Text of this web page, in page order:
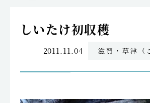
しいたけ初収穫
2011.11.04 滋賀・草津（